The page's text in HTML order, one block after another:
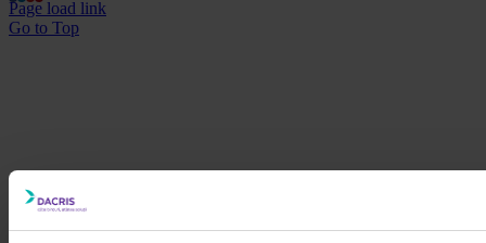
Page load link
Go to Top